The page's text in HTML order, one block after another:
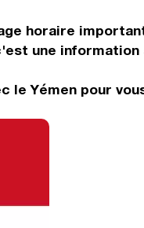
horaire
une
le Yémen pour